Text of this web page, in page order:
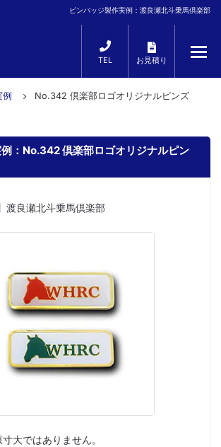
ピンバッジ製作実例：渡良瀬北斗乗馬倶楽部
TEL お見積り
No.342 倶楽部ロゴオリジナルピンズ
：No.342 倶楽部ロゴオリジナルピン
渡良瀬北斗乗馬倶楽部
大ではありません。